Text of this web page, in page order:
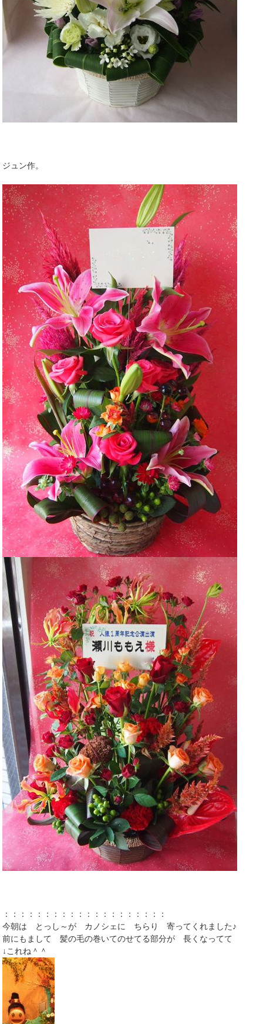
ジュン作。
：：：：：：：：：：：：：：：：：：：：
今朝は とっし～が カノシェに ちらり 寄ってくれました♪
前にもまして 髪の毛の巻いてのせてる部分が 長くなってて
↓これね＾＾